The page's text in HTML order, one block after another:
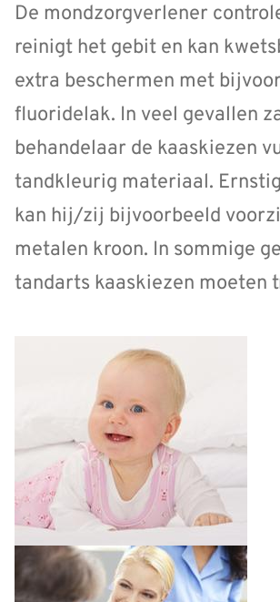
De mondzorgverlener
reinigt het gebit en kan
extra beschermen met
fluoridelak. In veel gevallen
behandelaar de kaaskiezen
tandkleurig materiaal.
kan hij/zij bijvoorbeeld
metalen kroon. In sommige
tandarts kaaskiezen moeten